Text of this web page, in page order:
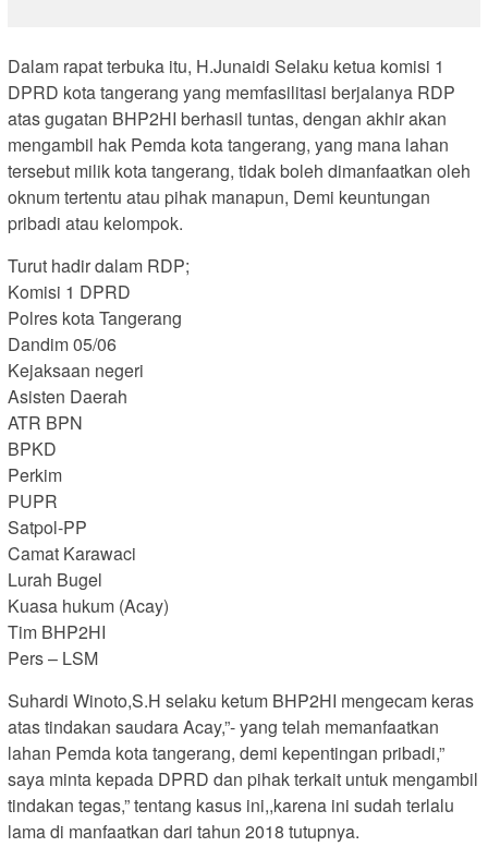
Dalam rapat terbuka itu, H.Junaidi Selaku ketua komisi 1
DPRD kota tangerang yang memfasilitasi berjalanya RDP
atas gugatan BHP2HI berhasil tuntas, dengan akhir akan
mengambil hak Pemda kota tangerang, yang mana lahan
tersebut milik kota tangerang, tidak boleh dimanfaatkan oleh
oknum tertentu atau pihak manapun, Demi keuntungan
pribadi atau kelompok.
Turut hadir dalam RDP;
Komisi 1 DPRD
Polres kota Tangerang
Dandim 05/06
Kejaksaan negeri
Asisten Daerah
ATR BPN
BPKD
Perkim
PUPR
Satpol-PP
Camat Karawaci
Lurah Bugel
Kuasa hukum (Acay)
Tim BHP2HI
Pers – LSM
Suhardi Winoto,S.H selaku ketum BHP2HI mengecam keras
atas tindakan saudara Acay,”- yang telah memanfaatkan
lahan Pemda kota tangerang, demi kepentingan pribadi,”
saya minta kepada DPRD dan pihak terkait untuk mengambil
tindakan tegas,” tentang kasus ini,,karena ini sudah terlalu
lama di manfaatkan dari tahun 2018 tutupnya.